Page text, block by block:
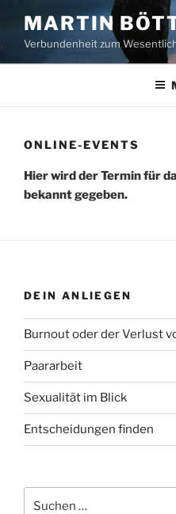
Inhalt
springen
MARTIN
Verbundenheit zum
ONLINE-EVENTS
Hier wird der Termin für
bekannt gegeben.
DEIN ANLIEGEN
Burnout oder der Verlust
Paararbeit
Sexualität im Blick
Entscheidungen finden